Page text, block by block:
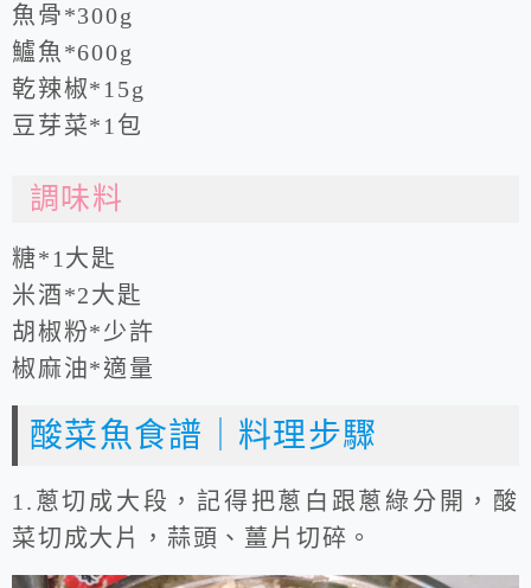
魚骨*300g
鱸魚*600g
乾辣椒*15g
豆芽菜*1包
調味料
糖*1大匙
米酒*2大匙
胡椒粉*少許
椒麻油*適量
酸菜魚食譜｜料理步驟
1.蔥切成大段，記得把蔥白跟蔥綠分開，酸
菜切成大片，蒜頭、薑片切碎。